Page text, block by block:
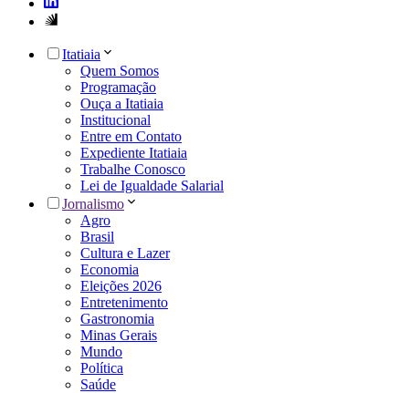
Itatiaia
Quem Somos
Programação
Ouça a Itatiaia
Institucional
Entre em Contato
Expediente Itatiaia
Trabalhe Conosco
Lei de Igualdade Salarial
Jornalismo
Agro
Brasil
Cultura e Lazer
Economia
Eleições 2026
Entretenimento
Gastronomia
Minas Gerais
Mundo
Política
Saúde